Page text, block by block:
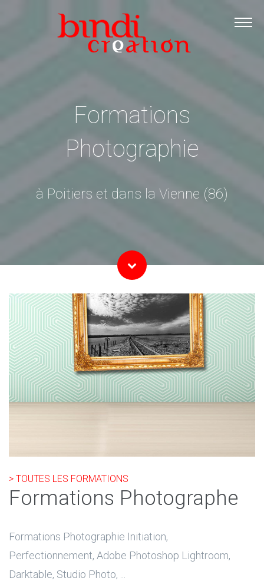
Accueil
Les formations
Infos pratiques
Formations
Photographie
à Poitiers et dans la Vienne (86)
> TOUTES LES FORMATIONS
Formations Photographe
Formations Photographie Initiation,
Perfectionnement, Adobe Photoshop Lightroom,
Darktable, Studio Photo, ...